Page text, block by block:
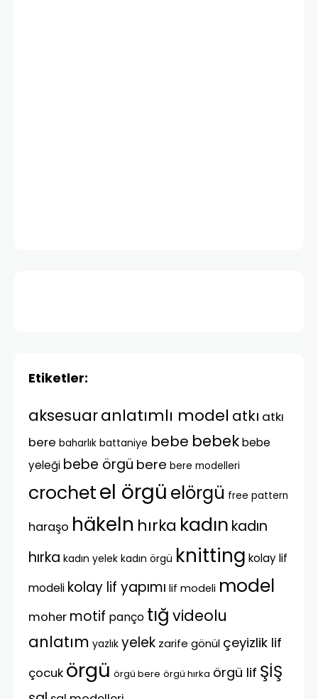
Etiketler:
aksesuaranlatımlı model atkı atkı
bere baharlık battaniye bebe bebekbebe
yeleği bebe örgü bere bere modelleri
crochetel örgü elörgü free pattern
haraşo häkeln hırka kadın kadın
hırka kadın yelek kadın örgü knitting kolay lif
modeli kolay lif yapımı lif modeli model
moher motif panço tığ videolu
anlatım yazlık yelek zarife gönül çeyizlik lif
çocuk örgü örgü bere örgü hırka örgü lif ŞİŞ